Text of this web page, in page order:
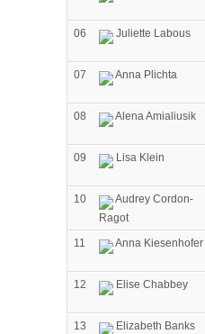
06
Juliette Labous
07
Anna Plichta
08
Alena Amialiusik
09
Lisa Klein
10
Audrey Cordon-
Ragot
11 Anna Kiesenhofer
12
Elise Chabbey
13
Elizabeth Banks